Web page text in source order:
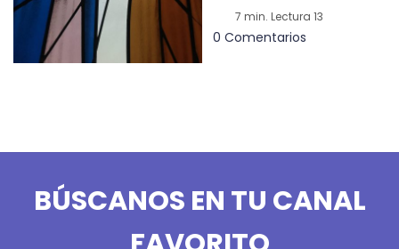
7 min. Lectura 13
0 Comentarios
BÚSCANOS EN TU CANAL